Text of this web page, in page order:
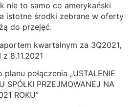
nie to samo co amerykański
istotne środki zebrane w oferty
do przejęć.
kwartalnym za 3Q2021,
8.11.2021
połączenia „USTALENIE
SPÓŁKI PRZEJMOWANEJ NA
ROKU”